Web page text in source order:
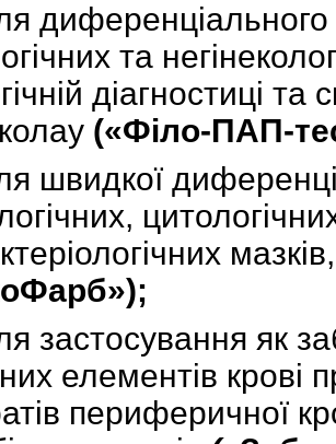
та
діагностиці та
(«Філо-ПАП-
як
елементів крові
периферичної